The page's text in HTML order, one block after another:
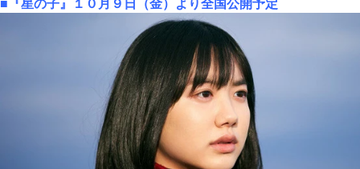
■『星の子』１０月９日（金）より全国公開予定